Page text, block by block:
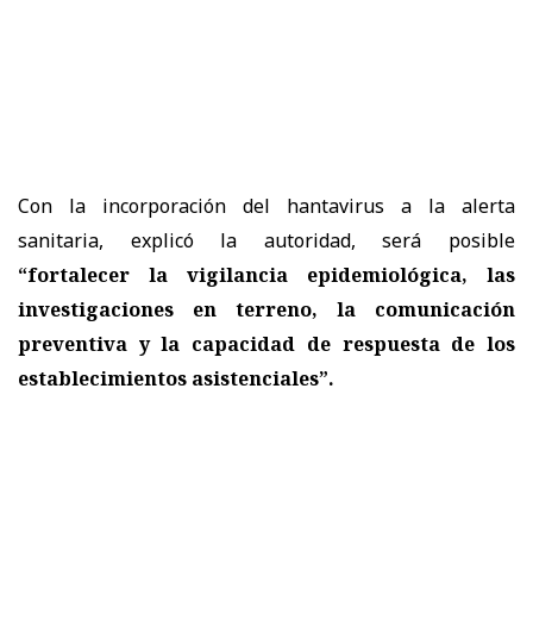
Con la incorporación del hantavirus a la alerta
sanitaria, explicó la autoridad, será posible
“fortalecer la vigilancia epidemiológica, las
investigaciones en terreno, la comunicación
preventiva y la capacidad de respuesta de los
establecimientos asistenciales”.